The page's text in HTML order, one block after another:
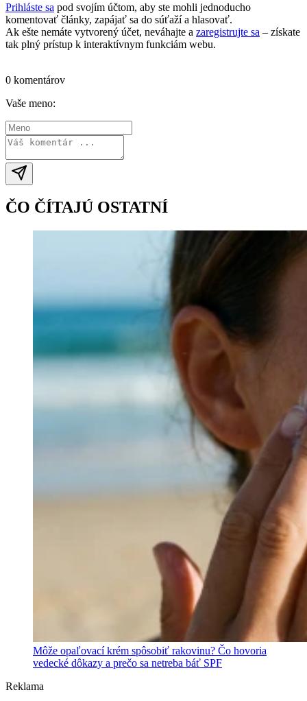
Prihláste sa pod svojím účtom, aby ste mohli jednoducho
komentovať články, zapájať sa do súťaží a hlasovať.
Ak ešte nemáte vytvorený účet, neváhajte a zaregistrujte sa – získate
tak plný prístup k interaktívnym funkciám webu.
0 komentárov
Vaše meno:
ČO ČÍTAJÚ OSTATNÍ
Môže opaľovací krém spôsobiť rakovinu? Čo hovoria
vedecké dôkazy a prečo sa netreba báť SPF
Reklama